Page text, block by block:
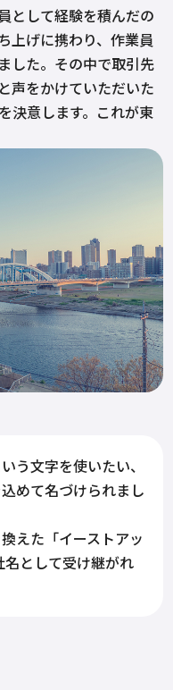
として経験を積んだの
上げに携わり、作業員
した。その中で取引先
声をかけていただいた
決意します。これが東
う文字を使いたい、
めて名づけられまし
えた「イーストアッ
として受け継がれ